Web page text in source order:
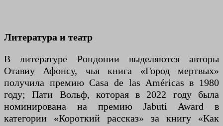
Литература и театр
В литературе Рондонии выделяются авторы
Отавиу Афонсу, чья книга «Город мертвых»
получила премию Casa de las Américas в 1980
году; Пати Вольф, которая в 2022 году была
номинирована на премию Jabuti Award в
категории «Короткий рассказ» за книгу «Как